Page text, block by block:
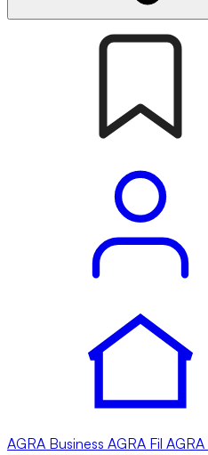
AGRA Business AGRA Fil AGRA